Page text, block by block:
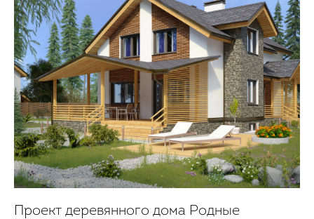
Проект деревянного дома Родные